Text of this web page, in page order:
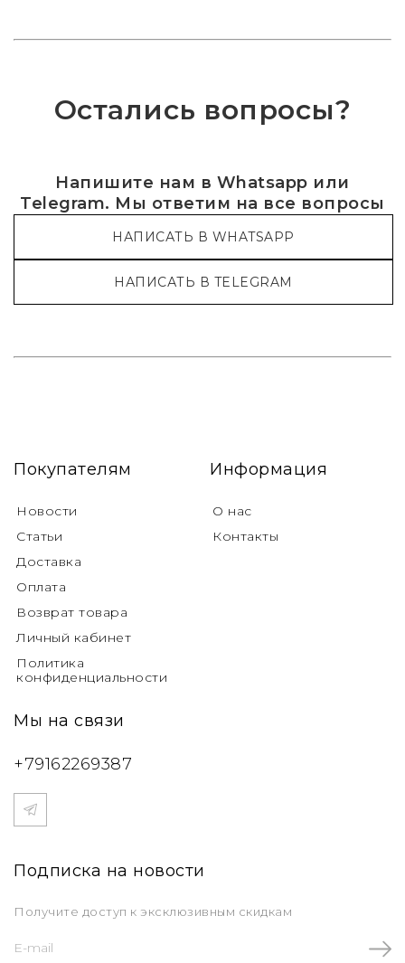
Остались вопросы?
Напишите нам в Whatsapp или
Telegram. Мы ответим на все вопросы
НАПИСАТЬ В WHATSAPP
НАПИСАТЬ В TELEGRAM
Покупателям
Новости
Статьи
Доставка
Оплата
Возврат товара
Личный кабинет
Политика
конфиденциальности
Информация
О нас
Контакты
Мы на связи
+79162269387
Подписка на новости
Получите доступ к эксклюзивным скидкам